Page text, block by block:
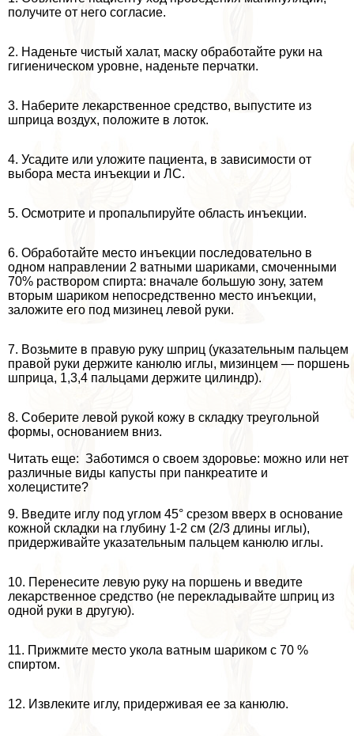
получите от него согласие.
2. Наденьте чистый халат, маску обработайте руки на
гигиеническом уровне, наденьте перчатки.
3. Наберите лекарственное средство, выпустите из
шприца воздух, положите в лоток.
4. Усадите или уложите пациента, в зависимости от
выбора места инъекции и ЛС.
5. Осмотрите и пропальпируйте область инъекции.
6. Обработайте место инъекции последовательно в
одном направлении 2 ватными шариками, смоченными
70% раствором спирта: вначале большую зону, затем
вторым шариком непосредственно место инъекции,
заложите его под мизинец левой руки.
7. Возьмите в правую руку шприц (указательным пальцем
правой руки держите канюлю иглы, мизинцем — поршень
шприца, 1,3,4 пальцами держите цилиндр).
8. Соберите левой рукой кожу в складку треугольной
формы, основанием вниз.
Читать еще: Заботимся о своем здоровье: можно или нет
различные виды капусты при панкреатите и
холецистите?
9. Введите иглу под углом 45° срезом вверх в основание
кожной складки на глубину 1-2 см (2/3 длины иглы),
придерживайте указательным пальцем канюлю иглы.
10. Перенесите левую руку на поршень и введите
лекарственное средство (не перекладывайте шприц из
одной руки в другую).
11. Прижмите место укола ватным шариком с 70 %
спиртом.
12. Извлеките иглу, придерживая ее за канюлю.